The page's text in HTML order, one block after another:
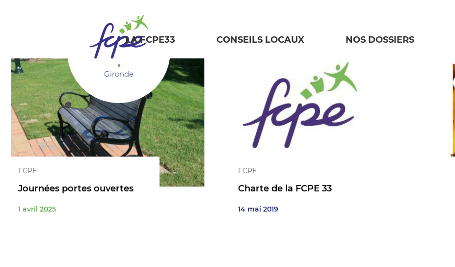
Gironde
LA FCPE33 CONSEILS LOCAUX NOS DOSSIERS
FCPE
FCPE
Journées portes ouvertes
1 avril 2025
FCPE
Charte de la FCPE 33
14 mai 2019